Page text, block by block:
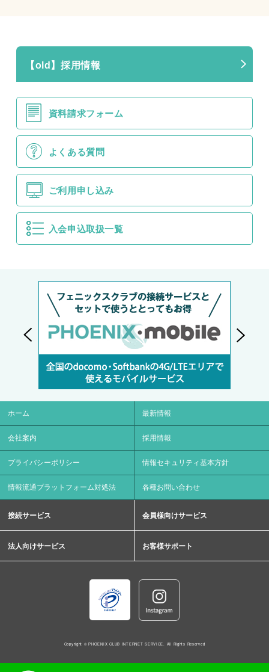
【old】採用情報
資料請求フォーム
よくある質問
ご利用申し込み
入会申込取扱一覧
ホーム 最新情報
会社案内 採用情報
プライバシーポリシー 情報セキュリティ基本方針
情報流通プラットフォーム対処法 各種お問い合わせ
接続サービス 会員様向けサービス
法人向けサービス お客様サポート
Copyright © PHOENIX CLUB INTERNET SERVICE. All Rights Reserved